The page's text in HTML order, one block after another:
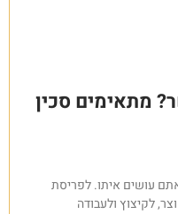
מתאימים סכין
עושים איתו. לפריסת
לקיצוץ ולעבודה